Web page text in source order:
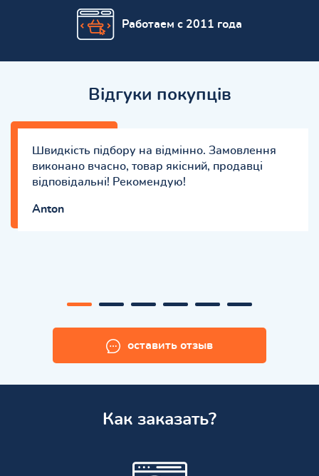
Работаем с 2011 года
Відгуки покупців
Швидкість підбору на відмінно. Замовлення
виконано вчасно, товар якісний, продавці
відповідальні! Рекомендую!
Anton
оставить отзыв
Как заказать?